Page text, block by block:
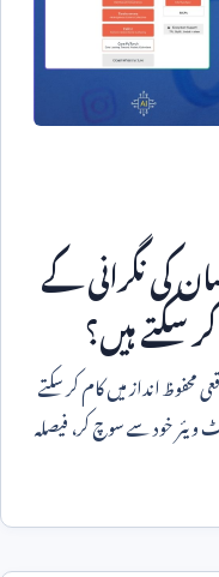
کی نگرانی کے
سکتے ہیں؟
محفوظ انداز میں کام کر سکتے
ویئر خود سے سوچ کر، فیصلہ